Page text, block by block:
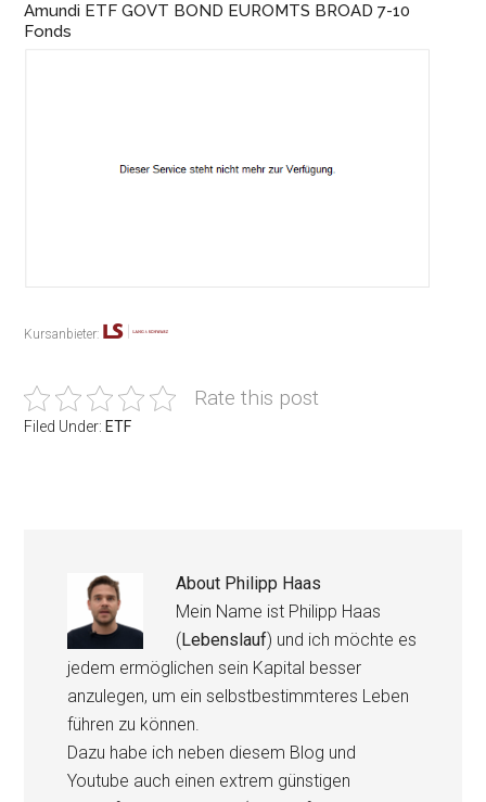
Amundi ETF GOVT BOND EUROMTS BROAD 7-10
Fonds
Kursanbieter:
Rate this post
Filed Under: ETF
About Philipp Haas
Mein Name ist Philipp Haas
(Lebenslauf) und ich möchte es
jedem ermöglichen sein Kapital besser
anzulegen, um ein selbstbestimmteres Leben
führen zu können.
Dazu habe ich neben diesem Blog und
Youtube auch einen extrem günstigen